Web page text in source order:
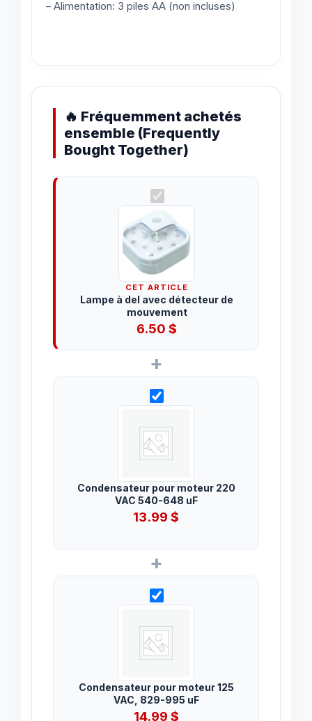
– Alimentation: 3 piles AA (non incluses)
🔥 Fréquemment achetés
ensemble (Frequently
Bought Together)
CET ARTICLE
Lampe à del avec détecteur de
mouvement
6.50$
+
Condensateur pour moteur 220
VAC 540-648 uF
13.99 $
+
Condensateur pour moteur 125
VAC, 829-995 uF
14.99 $